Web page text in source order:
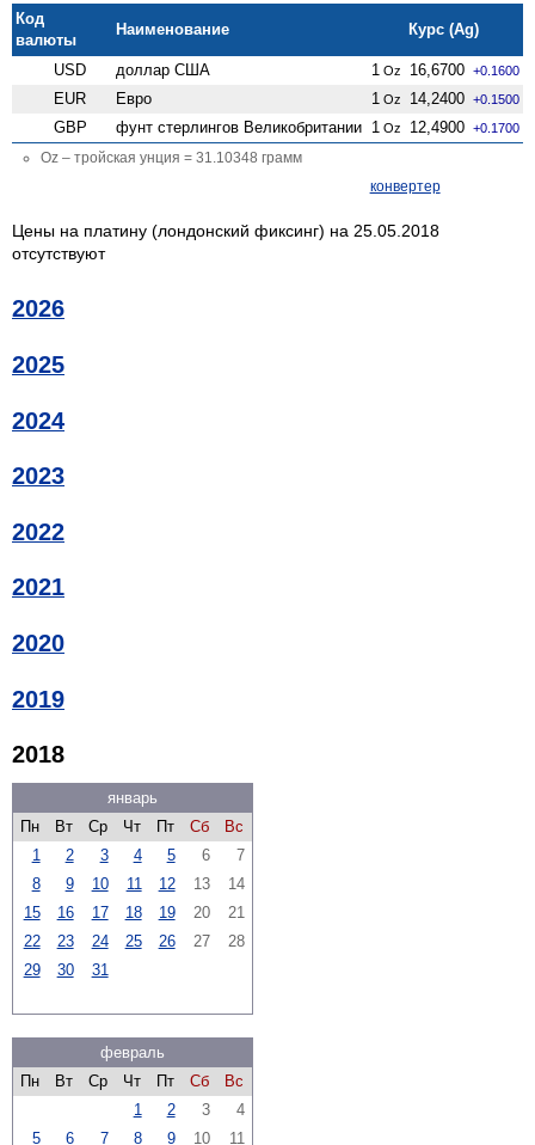
Код
валюты
Наименование Курс (Ag)
USD доллар США 1 Oz 16,6700 +0.1600
EUR Евро 1 Oz 14,2400 +0.1500
GBP фунт стерлингов Велико­британии 1 Oz 12,4900 +0.1700
Oz – тройская унция = 31.10348 грамм
конвертер
Цены на платину (лондонский фиксинг) на 25.05.2018
отсутствуют
2026
2025
2024
2023
2022
2021
2020
2019
2018
январь
Пн
Вт Ср Чт Пт Сб
Вс
1
2 3 4 5 6
7
8
9 10 11 12 13
14
15
16 17 18 19 20
21
22
23 24 25 26 27
28
29
30 31
февраль
Пн
Вт Ср Чт Пт Сб
Вс
1
2 3
4
5
6 7 8 9 10 11